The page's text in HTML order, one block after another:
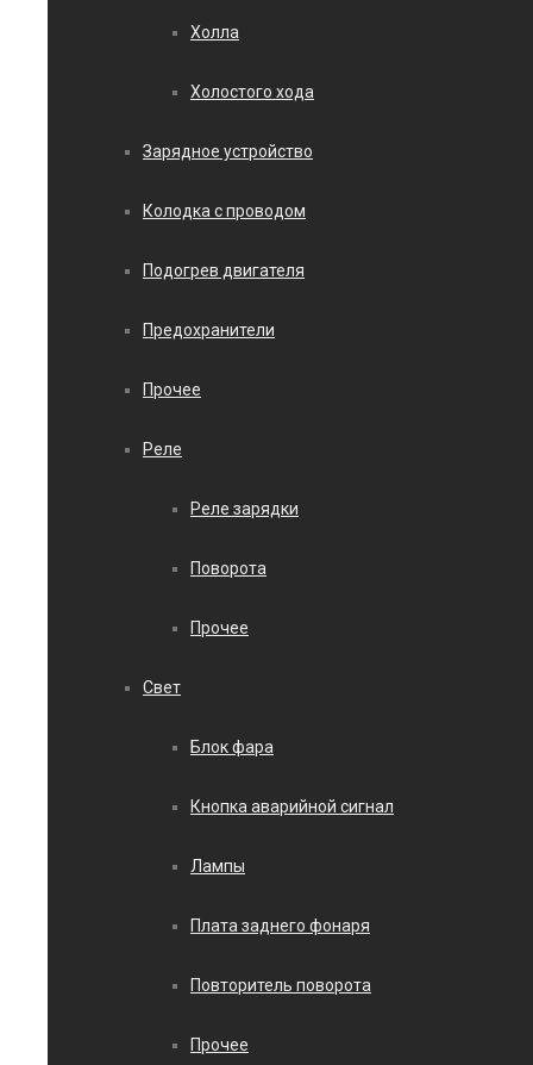
Холла
Холостого хода
Зарядное устройство
Колодка с проводом
Подогрев двигателя
Предохранители
Прочее
Реле
Реле зарядки
Поворота
Прочее
Свет
Блок фара
Кнопка аварийной сигнал
Лампы
Плата заднего фонаря
Повторитель поворота
Прочее